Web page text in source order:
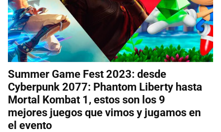
Summer Game Fest 2023: desde
Cyberpunk 2077: Phantom Liberty hasta
Mortal Kombat 1, estos son los 9
mejores juegos que vimos y jugamos en
el evento